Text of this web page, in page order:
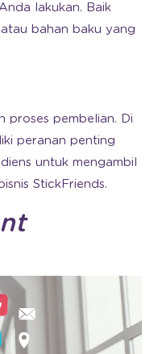
lakukan. Baik
bahan baku yang
proses pembelian. Di
peranan penting
untuk mengambil
StickFriends.